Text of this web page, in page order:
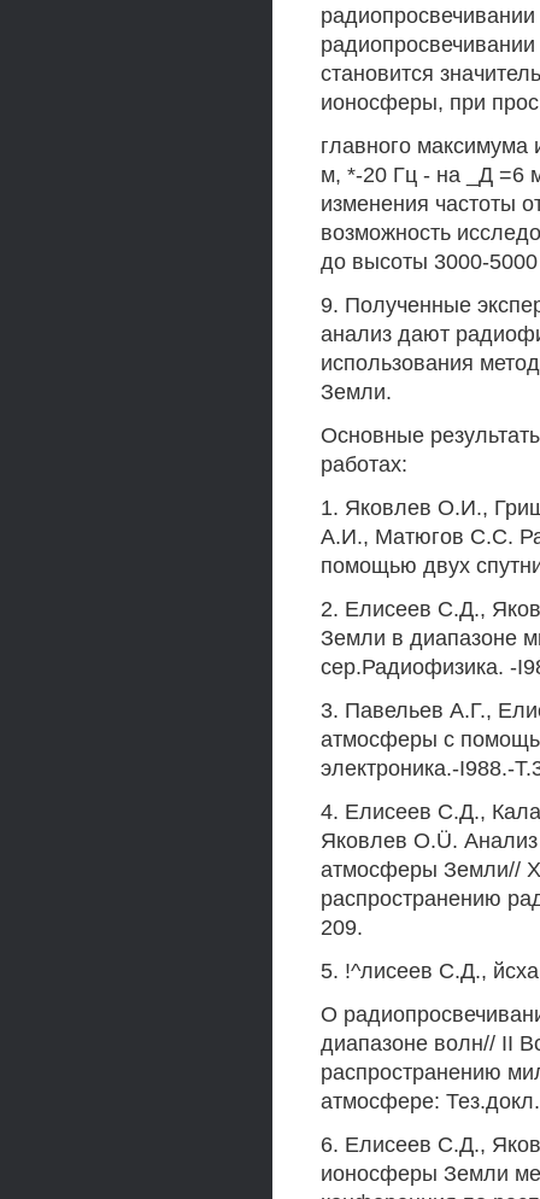
становится
ионосферы, при
главного
м, *-20 Гц - на _Д =6
изменения частоты
возможность
до высоты 3000-
9. Полученные
анализ дают
использования
Земли.
Основные
работах:
1. Яковлев О.И.,
А.И., Матюгов С.С.
помощью двух
2. Елисеев С.Д.,
Земли в диапазоне
сер.Радиофизика. -
3. Павельев А.Г.,
атмосферы с
электроника.-I988.-
4. Елисеев С.Д.,
Яковлев O.Ü.
атмосферы Земли//
распространению
209.
5. !^лисеев С.Д.,
О
диапазоне волн// II
распространению
атмосфере:
6. Елисеев С.Д.,
ионосферы Земли